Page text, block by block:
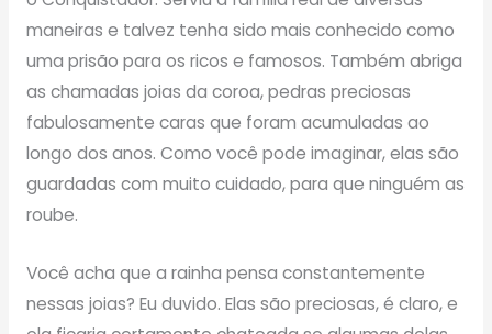
maneiras e talvez tenha sido mais conhecido como
uma prisão para os ricos e famosos. Também abriga
as chamadas joias da coroa, pedras preciosas
fabulosamente caras que foram acumuladas ao
longo dos anos. Como você pode imaginar, elas são
guardadas com muito cuidado, para que ninguém as
roube.
Você acha que a rainha pensa constantemente
nessas joias? Eu duvido. Elas são preciosas, é claro, e